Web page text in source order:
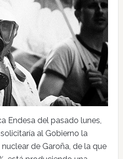
Endesa del pasado lunes,
al Gobierno la
de Garoña, de la que